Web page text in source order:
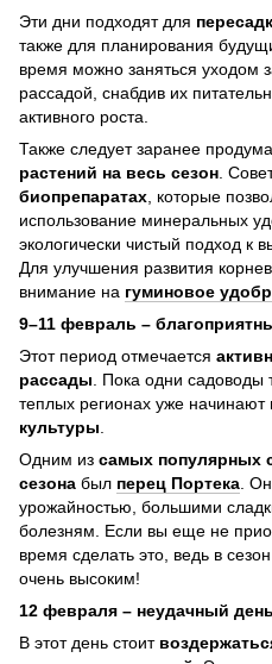
Эти дни подходят для
также для планирования
время можно заняться уходом
рассадой, снабдив их
активного роста.
Также следует заранее
растений на весь сезон .
биопрепаратах , которые
использование минеральных
экологически чистый подход к
Для улучшения развития
внимание на гуминовое
9–11 февраль –
Этот период отмечается
рассады . Пока одни
теплых регионах уже начинают
культуры
Одним из самых популярных
сезона был перец Портека .
урожайностью, большими
болезням. Если вы еще не
время сделать это, ведь в
очень высоким!
12 февраля – неудачный
В этот день стоит